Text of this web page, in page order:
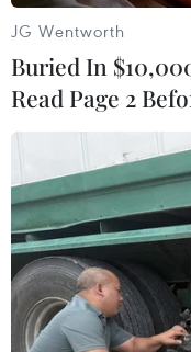
JG Wentworth
Buried In
Read Page 2